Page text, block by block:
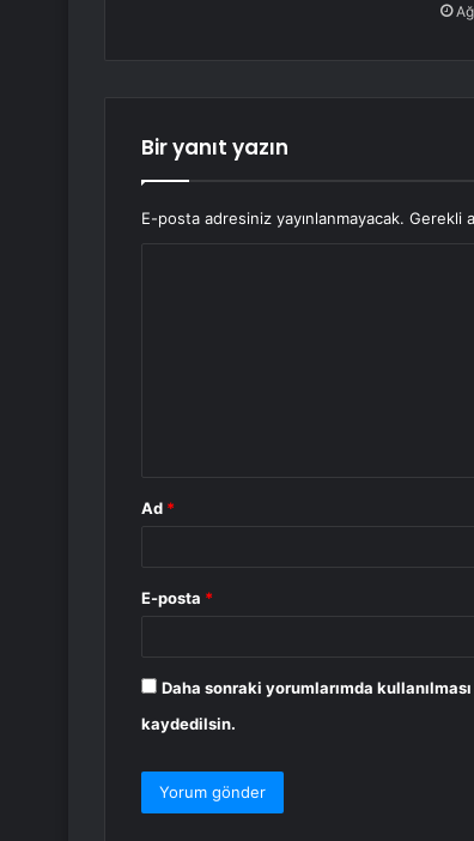
Bir yanıt yazın
E-posta adresiniz yayınlanmayacak. Gerekli
Ad *
E-posta *
Daha sonraki yorumlarımda
kaydedilsin.